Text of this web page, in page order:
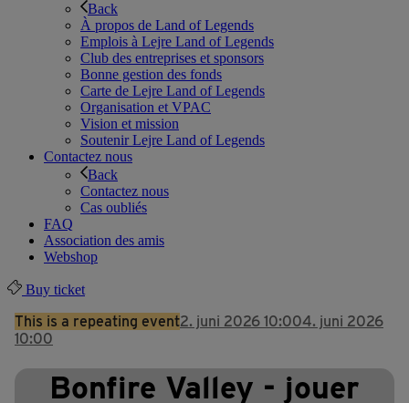
Back
À propos de Land of Legends
Emplois à Lejre Land of Legends
Club des entreprises et sponsors
Bonne gestion des fonds
Carte de Lejre Land of Legends
Organisation et VPAC
Vision et mission
Soutenir Lejre Land of Legends
Contactez nous
Back
Contactez nous
Cas oubliés
FAQ
Association des amis
Webshop
Buy ticket
This is a repeating event2. juni 2026 10:004. juni 2026
10:00
Bonfire Valley - jouer